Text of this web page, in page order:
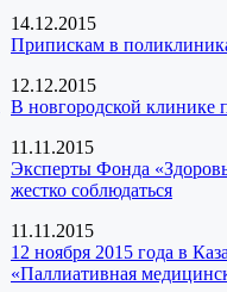
14.12.2015
Припискам в
12.12.2015
В новгородской
11.11.2015
Эксперты Фонда
жестко соблюдаться
11.11.2015
12 ноября 2015 года в
«Паллиативная